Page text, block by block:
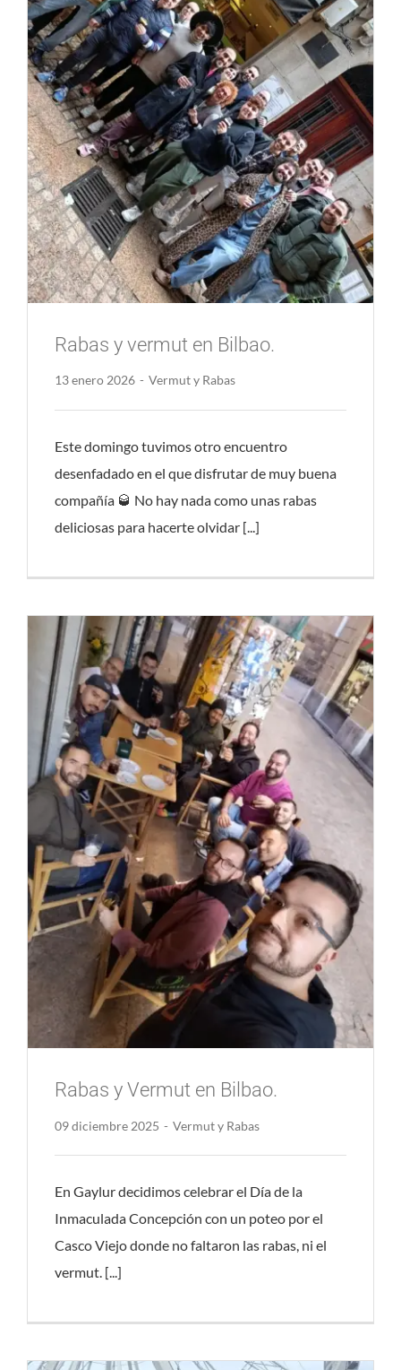
Rabas y vermut en Bilbao.
13 enero 2026 - Vermut y Rabas
Este domingo tuvimos otro encuentro
desenfadado en el que disfrutar de muy buena
compañía 🥃 No hay nada como unas rabas
deliciosas para hacerte olvidar [...]
Rabas y Vermut en Bilbao.
09 diciembre 2025 - Vermut y Rabas
En Gaylur decidimos celebrar el Día de la
Inmaculada Concepción con un poteo por el
Casco Viejo donde no faltaron las rabas, ni el
vermut. [...]